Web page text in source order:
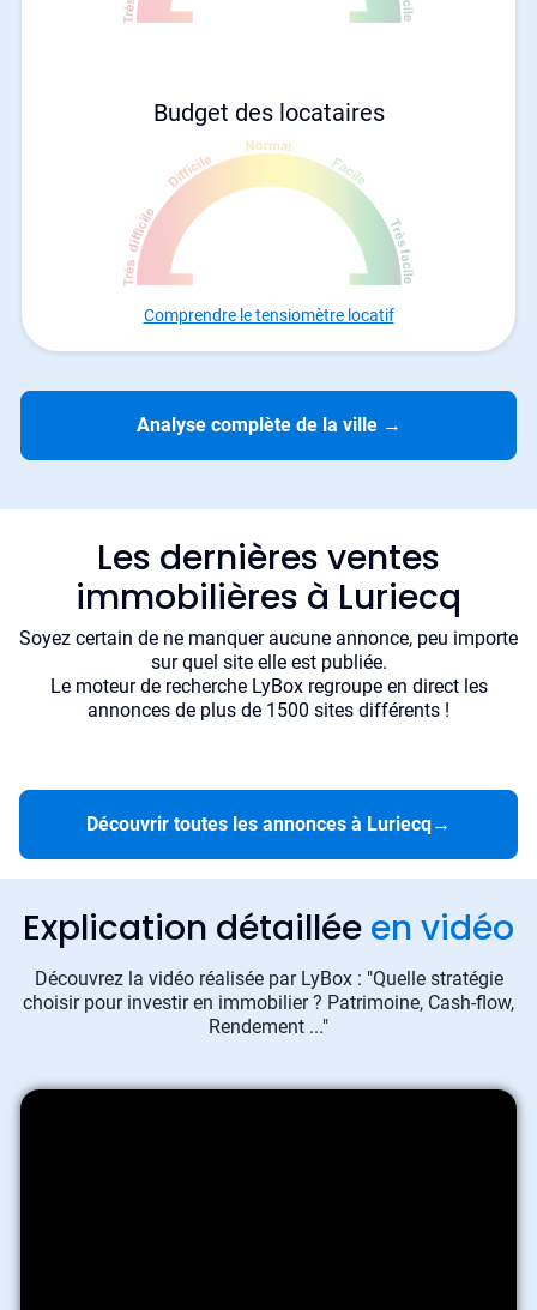
Budget des locataires
Comprendre le tensiomètre locatif
Analyse complète de la ville →
Les dernières ventes
immobilières à Luriecq
Soyez certain de ne manquer aucune annonce, peu importe
sur quel site elle est publiée.
Le moteur de recherche LyBox regroupe en direct les
annonces de plus de 1500 sites différents !
Découvrir toutes les annonces à Luriecq→
Explication détaillée en vidéo
Découvrez la vidéo réalisée par LyBox : "Quelle stratégie
choisir pour investir en immobilier ? Patrimoine, Cash-flow,
Rendement ..."